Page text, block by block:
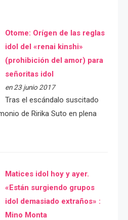
Otome: Orígen de las reglas
idol del «renai kinshi»
(prohibición del amor) para
señoritas idol
en 23 junio 2017
Tras el escándalo suscitado
de Ririka Suto en plena
Matices idol hoy y ayer.
«Están surgiendo grupos
idol demasiado extraños» :
Mino Monta